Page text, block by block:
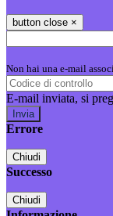
button close ×
Non hai una e-mail
E-mail inviata, si
Errore
Chiudi
Successo
Chiudi